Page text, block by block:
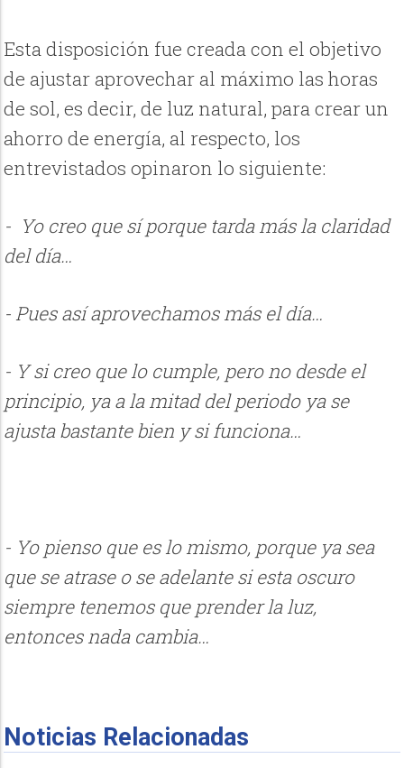
Esta disposición fue creada con el objetivo
de ajustar aprovechar al máximo las horas
de sol, es decir, de luz natural, para crear un
ahorro de energía, al respecto, los
entrevistados opinaron lo siguiente:
- Yo creo que sí porque tarda más la claridad
del día…
- Pues así aprovechamos más el día…
- Y si creo que lo cumple, pero no desde el
principio, ya a la mitad del periodo ya se
ajusta bastante bien y si funciona…
- Yo pienso que es lo mismo, porque ya sea
que se atrase o se adelante si esta oscuro
siempre tenemos que prender la luz,
entonces nada cambia…
Noticias Relacionadas